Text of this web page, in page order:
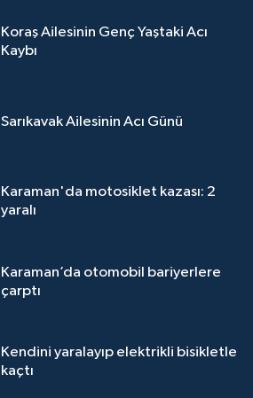
Koraş Ailesinin Genç Yaştaki Acı
Kaybı
Sarıkavak Ailesinin Acı Günü
Karaman'da motosiklet kazası: 2
yaralı
Karaman’da otomobil bariyerlere
çarptı
Kendini yaralayıp elektrikli bisikletle
kaçtı